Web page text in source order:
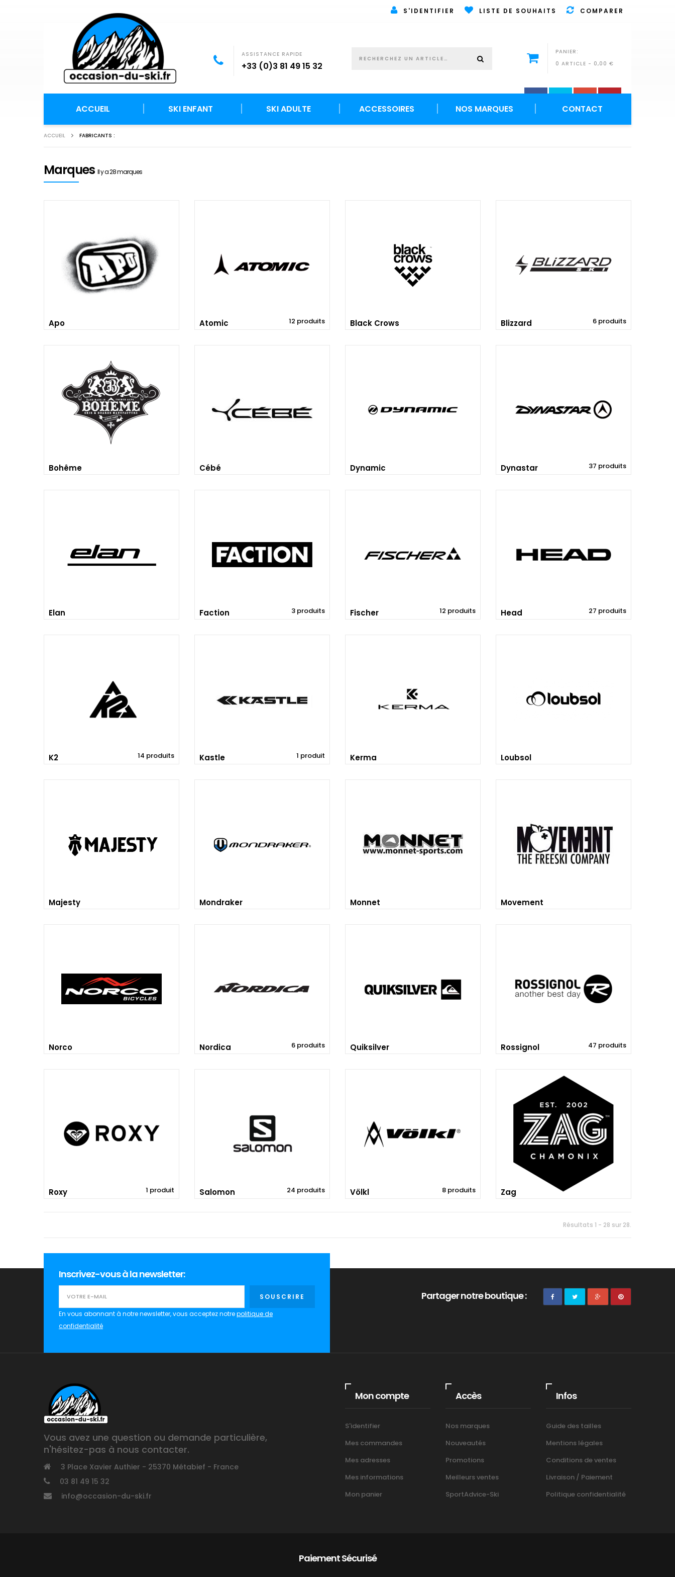
S'IDENTIFIER LISTE DE SOUHAITS COMPARER
ASSISTANCE RAPIDE
+33 (0)3 81 49 15 32
PANIER:
0 ARTICLE - 0,00 €
ACCUEIL SKI ENFANT SKI ADULTE ACCESSOIRES NOS MARQUES CONTACT
ACCUEIL FABRICANTS :
Marques Il y a 28 marques
Apo Atomic 12 produits Black Crows Blizzard 6 produits
Bohême Cébé Dynamic Dynastar 37 produits
Elan Faction 3 produits Fischer 12 produits Head 27 produits
K2 14 produits Kastle 1 produit Kerma Loubsol
Majesty Mondraker Monnet Movement
Norco Nordica 6 produits Quiksilver Rossignol 47 produits
Roxy 1 produit Salomon 24 produits Völkl 8 produits Zag
Résultats 1 - 28 sur 28.
Inscrivez-vous à la newsletter:
SOUSCRIRE
En vous abonnant à notre newsletter, vous acceptez notrepolitique de
confidentialité
Partager notre boutique :
Vous avez une question ou demande particulière,
n'hésitez-pas à nous contacter.
3 Place Xavier Authier - 25370 Métabief - France
03 81 49 15 32
info@occasion-du-ski.fr
Mon compte
S'identifier
Mes commandes
Mes adresses
Mes informations
Mon panier
Accès
Nos marques
Nouveautés
Promotions
Meilleurs ventes
SportAdvice-Ski
Infos
Guide des tailles
Mentions légales
Conditions de ventes
Livraison / Paiement
Politique confidentialité
Paiement Sécurisé